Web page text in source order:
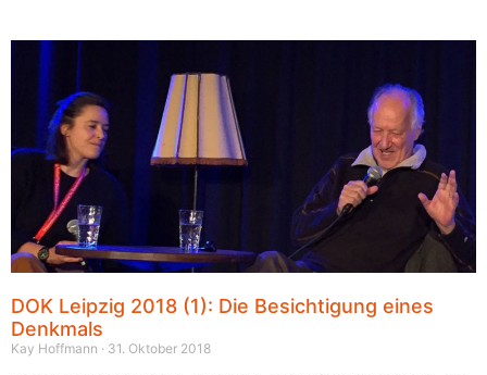
DOK Leipzig 2018 (1): Die Besichtigung eines
Denkmals
Kay Hoffmann 31. Oktober 2018